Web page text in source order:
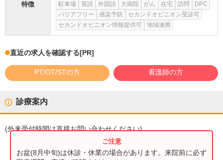
特徴
駐車場
英語 外国語 大病院 がん 在宅 訪問
DPC
バリアフリー
感染予防
セカンドオピニオン受診可
セカンドオピニオン情報提供可
地域連携
直近の求人を確認する[PR]
PT/OT/STの方 看護師の方
診療案内
(外来受付時間は直接お問い合わせください)
お盆(8月中旬)は休診・休業の場合があります。来院前に必ず